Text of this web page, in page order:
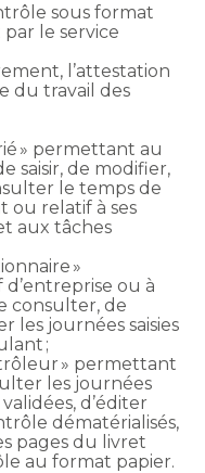
sous format
le service
l’attestation
du travail des
» permettant au
saisir, de modifier,
le temps de
ou relatif à ses
aux tâches
»
ou à
consulter, de
les journées saisies
;
» permettant
les journées
d’éditer
dématérialisés,
pages du livret
au format papier.